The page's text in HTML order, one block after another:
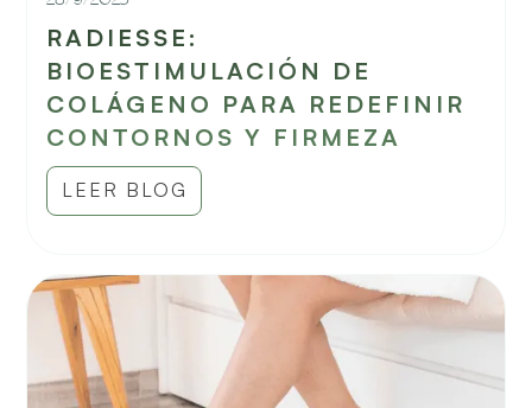
RADIESSE:
BIOESTIMULACIÓN DE
COLÁGENO PARA REDEFINIR
CONTORNOS Y FIRMEZA
LEER BLOG